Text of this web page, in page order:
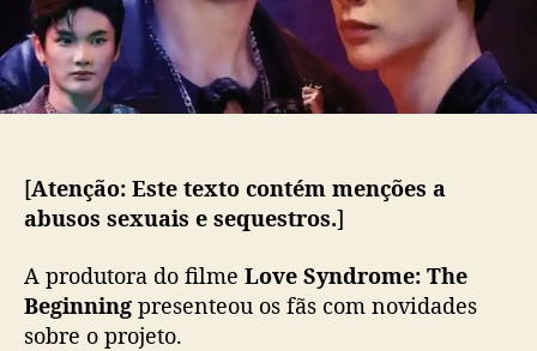
ç
ã
o
r
o
m
e
h
e
g
[Atenção: Este texto contém menções a
abusos sexuais e sequestros.]
A produtora do filme Love Syndrome: The
Beginning presenteou os fãs com novidades
sobre o projeto.